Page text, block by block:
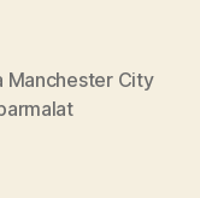
Manchester City